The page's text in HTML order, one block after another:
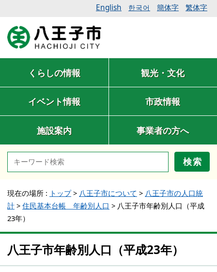
English 한국어 簡体字 繁体字
くらしの情報 観光・文化
イベント情報 市政情報
施設案内 事業者の方へ
検索
現在の場所 : トップ> 八王子市について > 八王子市の人口統
計 > 住民基本台帳 年齢別人口 > 八王子市年齢別人口（平成
23年）
八王子市年齢別人口（平成23年）